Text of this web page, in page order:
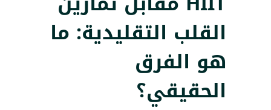
القلب التقليدية: ما
هو الفرق
الحقيقي؟